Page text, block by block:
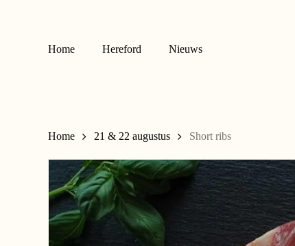
Home Hereford Nieuws
Home 21 & 22 augustus Short ribs